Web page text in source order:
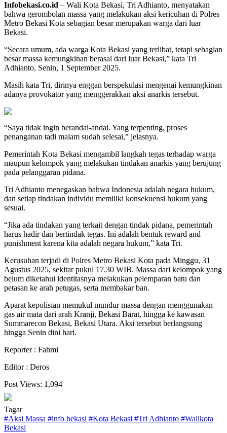
Infobekasi.co.id – Wali Kota Bekasi, Tri Adhianto, menyatakan
bahwa gerombolan massa yang melakukan aksi kericuhan di Polres
Metro Bekasi Kota sebagian besar merupakan warga dari luar
Bekasi.
“Secara umum, ada warga Kota Bekasi yang terlibat, tetapi sebagian
besar massa kemungkinan berasal dari luar Bekasi,” kata Tri
Adhianto, Senin, 1 September 2025.
Masih kata Tri, dirinya enggan berspekulasi mengenai kemungkinan
adanya provokator yang menggerakkan aksi anarkis tersebut.
“Saya tidak ingin berandai-andai. Yang terpenting, proses
penanganan tadi malam sudah selesai,” jelasnya.
Pemerintah Kota Bekasi mengambil langkah tegas terhadap warga
maupun kelompok yang melakukan tindakan anarkis yang berujung
pada pelanggaran pidana.
Tri Adhianto menegaskan bahwa Indonesia adalah negara hukum,
dan setiap tindakan individu memiliki konsekuensi hukum yang
sesuai.
“Jika ada tindakan yang terkait dengan tindak pidana, pemerintah
harus hadir dan bertindak tegas. Ini adalah bentuk reward and
punishment karena kita adalah negara hukum,” kata Tri.
Kerusuhan terjadi di Polres Metro Bekasi Kota pada Minggu, 31
Agustus 2025, sekitar pukul 17.30 WIB. Massa dari kelompok yang
belum diketahui identitasnya melakukan pelemparan batu dan
petasan ke arah petugas, serta membakar ban.
Aparat kepolisian memukul mundur massa dengan menggunakan
gas air mata dari arah Kranji, Bekasi Barat, hingga ke kawasan
Summarecon Bekasi, Bekasi Utara. Aksi tersebut berlangsung
hingga Senin dini hari.
Reporter : Fahmi
Editor : Deros
Post Views: 1,094
Tagar
#Aksi Massa #info bekasi #Kota Bekasi #Tri Adhianto #Walikota
Bekasi